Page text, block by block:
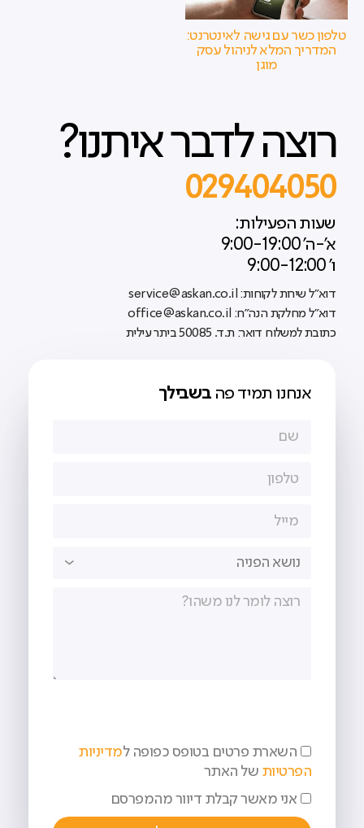
טלפון כשר עם גישה לאינטרנט:
המדריך המלא לניהול עסק
מוגן
רוצה לדבר איתנו?
029404050
שעות הפעילות:
א'-ה' 9:00-19:00
ו' 9:00-12:00
דוא"ל שירות לקוחות: service@askan.co.il
דוא"ל מחלקת הנה"ח: office@askan.co.il
כתובת למשלוח דואר: ת.ד. 50085 ביתר עילית
אנחנו תמיד פה בשבילך
השארת פרטים בטופס כפופה למדיניות
הפרטיות של האתר
אני מאשר קבלת דיוור מהמפרסם